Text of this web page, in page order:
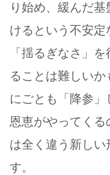
り始め、緩んだ
けるという不安定
「揺るぎなさ」
ることは難しい
にごとも「降参
恩恵がやってくる
は全く違う新しい
す。